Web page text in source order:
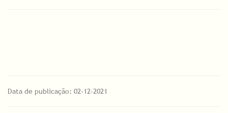
Data de publicação: 02-12-2021